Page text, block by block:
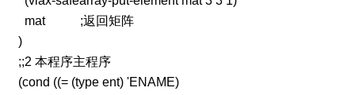
mat ;返回矩阵
)
;;2 本程序主程序
(cond ((= (type ent) 'ENAME)